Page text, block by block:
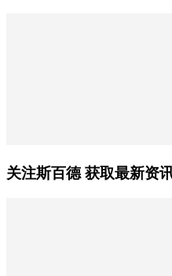
关注斯百德 获取最新资